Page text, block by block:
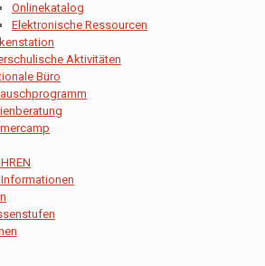
Onlinekatalog
Elektronische Ressourcen
Aktivitäten
Büro